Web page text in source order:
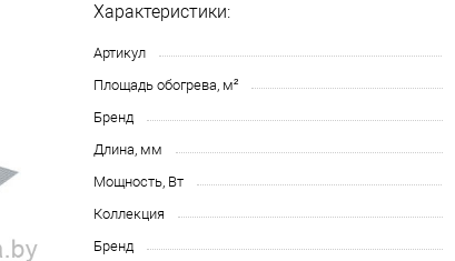
Характеристики:
Артикул
Площадь обогрева, м²
Бренд
Длина, мм
Мощность, Вт
Коллекция
Бренд